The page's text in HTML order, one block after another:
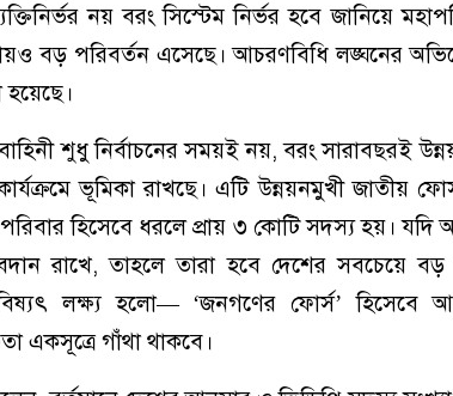
নয় বরং সিস্টেম নির্ভর হবে জানিয়ে
বড় পরিবর্তন এসেছে। আচরণবিধি লঙ্ঘনের
হয়েছে।
শুধু নির্বাচনের সময়ই নয়, বরং সারাবছরই
ভূমিকা রাখছে। এটি উন্নয়নমুখী জাতীয়
হিসেবে ধরলে প্রায় ৩ কোটি সদস্য হয়। যদি
রাখে, তাহলে তারা হবে দেশের সবচেয়ে বড়
লক্ষ্য হলো— ‘জনগণের ফোর্স’ হিসেবে
একসূত্রে গাঁথা থাকবে।